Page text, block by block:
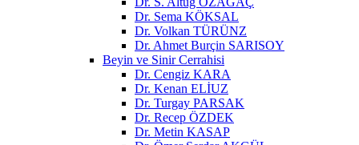
Dr. Sema KÖKSAL
Dr. Volkan TÜRÜNZ
Dr. Ahmet Burçin SARISOY
Beyin ve Sinir Cerrahisi
Dr. Cengiz KARA
Dr. Kenan ELİUZ
Dr. Turgay PARSAK
Dr. Recep ÖZDEK
Dr. Metin KASAP